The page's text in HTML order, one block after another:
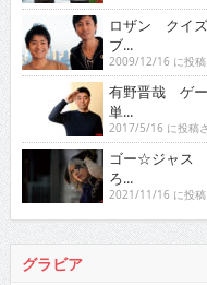
ロザン クイ
ブ...
2009/12/16 に投稿
有野晋哉 ゲー
単...
2017/5/16 に投稿
ゴー☆ジャス
ろ...
2021/11/16 に投稿
グラビア